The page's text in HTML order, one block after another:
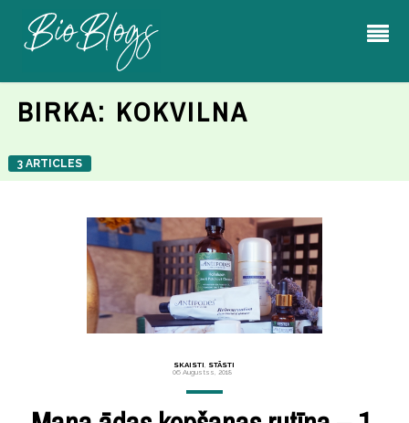
BIRKA: KOKVILNA
3 ARTICLES
SKAISTI STĀSTI
06 Augustss, 2018